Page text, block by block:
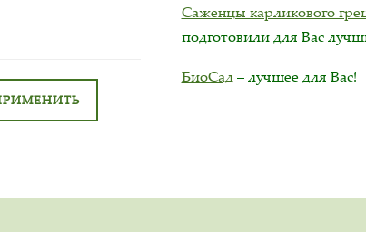
Саженцы карликового
подготовили для Вас
БиоСад– лучшее для Вас!